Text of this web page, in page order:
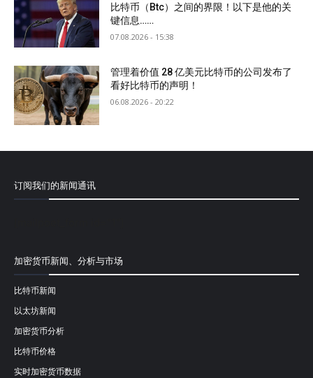
比特币（Btc）之间的界限！以下是他的关
键信息……
07.08.2026 - 15:38
管理着价值 28 亿美元比特币的公司发布了
看好比特币的声明！
06.08.2026 - 20:22
订阅我们的新闻通讯
加密货币新闻、分析与市场
比特币新闻
以太坊新闻
加密货币分析
比特币价格
实时加密货币数据